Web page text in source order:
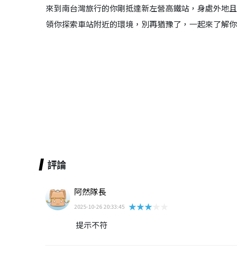
來到南台灣旅行的你剛抵達新左營高鐵站，身處外地
領你探索車站附近的環境，別再猶豫了，一起來了解
評論
阿然隊長
2025-10-26 20:33:45 ★★★★★
提示不符